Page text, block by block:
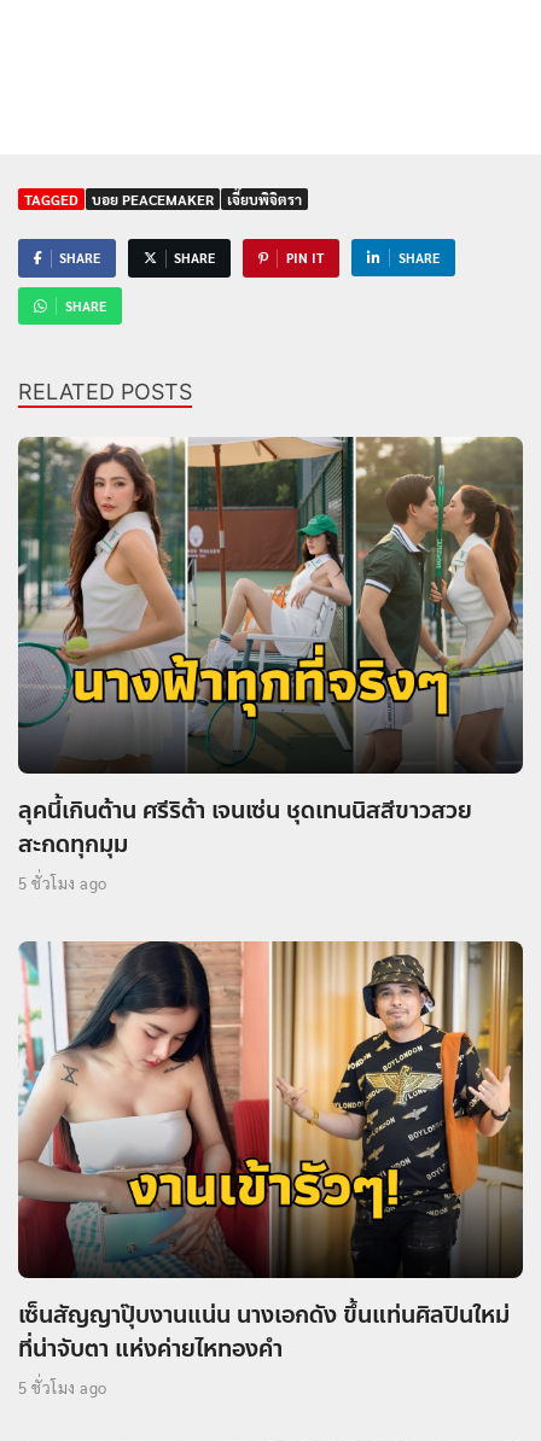
TAGGED บอย PEACEMAKER เจี๊ยบพิจิตรา
SHARE SHARE PIN IT SHARE
SHARE
RELATED POSTS
ลุคนี้เกินต้าน ศรีริต้า เจนเซ่น ชุดเทนนิสสีขาวสวย
สะกดทุกมุม
5 ชั่วโมง ago
เซ็นสัญญาปุ๊บงานแน่น นางเอกดัง ขึ้นแท่นศิลปินใหม่
ที่น่าจับตา แห่งค่ายไหทองคำ
5 ชั่วโมง ago